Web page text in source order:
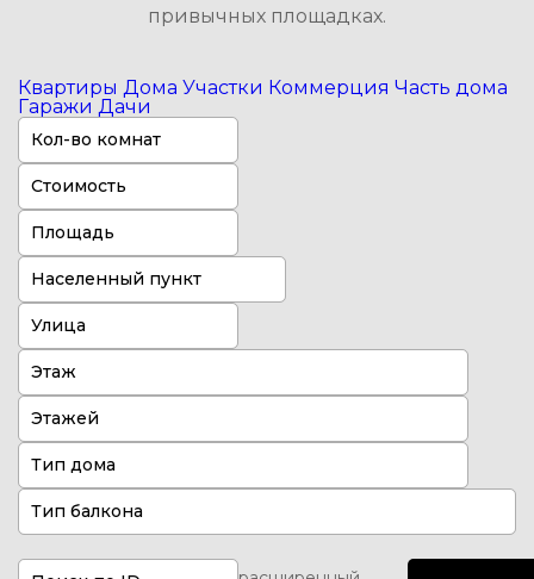
привычных площадках.
Квартиры Дома Участки Коммерция Часть дома
Гаражи Дачи
Кол-во комнат
Стоимость
Населенный пункт
Улица
Этаж
Этажей
Тип дома
Тип балкона